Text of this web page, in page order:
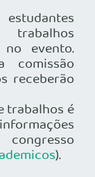
trabalhos
evento.
comissão
receberão
trabalhos é
).